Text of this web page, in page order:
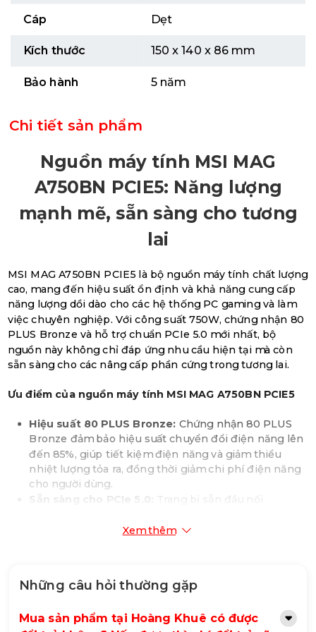
Cáp Dẹt
Kích thước 150 x 140 x 86 mm
Bảo hành 5 năm
Chi tiết sản phẩm
Nguồn máy tính MSI MAG
A750BN PCIE5: Năng lượng
mạnh mẽ, sẵn sàng cho tương
lai
MSI MAG A750BN PCIE5 là bộ nguồn máy tính chất lượng
cao, mang đến hiệu suất ổn định và khả năng cung cấp
năng lượng dồi dào cho các hệ thống PC gaming và làm
việc chuyên nghiệp. Với công suất 750W, chứng nhận 80
PLUS Bronze và hỗ trợ chuẩn PCIe 5.0 mới nhất, bộ
nguồn này không chỉ đáp ứng nhu cầu hiện tại mà còn
sẵn sàng cho các nâng cấp phần cứng trong tương lai.
Ưu điểm của nguồn máy tính MSI MAG A750BN PCIE5
Hiệu suất 80 PLUS Bronze: Chứng nhận 80 PLUS
Bronze đảm bảo hiệu suất chuyển đổi điện năng lên
đến 85%, giúp tiết kiệm điện năng và giảm thiểu
nhiệt lượng tỏa ra, đồng thời giảm chi phí điện năng
cho người dùng.
Sẵn sàng cho PCIe 5.0:
Trang bị sẵn đầu nối
đến 600W điện năng cho card đồ họa PCIe 5.0, đáp
giúp cải thiện độ ổn định điện áp, đảm bảo cung cấp
cảm trong hệ thống.
Xem thêm
Những câu hỏi thường gặp
Mua sản phẩm tại Hoàng Khuê có được